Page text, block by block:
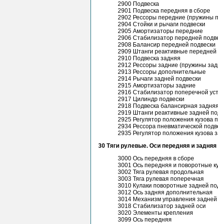
2900 Подвеска
2901 Подвеска передняя в сборе
2902 Рессоры передние (пружины
2904 Стойки и рычаги подвески
2905 Амортизаторы передние
2906 Стабилизатор передней
2908 Балансир передней подвески
2909 Штанги реактивные передней
2910 Подвеска задняя
2912 Рессоры задние (пружины
2913 Рессоры дополнительные
2914 Рычаги задней подвески
2915 Амортизаторы задние
2916 Стабилизатор поперечной
2917 Цилиндр подвески
2918 Подвеска балансирная
2919 Штанги реактивные задней
2925 Регулятор положения кузова
2934 Рессора пневматической
2935 Регулятор положения кузова
30 Тяги рулевые. Оси передняя и задняя
3000 Ось передняя в сборе
3001 Ось передняя и поворотные
3002 Тяга рулевая продольная
3003 Тяга рулевая поперечная
3010 Кулаки поворотные задней
3012 Ось задняя дополнительная
3014 Механизм управления задней
3018 Стабилизатор задней оси
3020 Элементы крепления
3099 Ось передняя